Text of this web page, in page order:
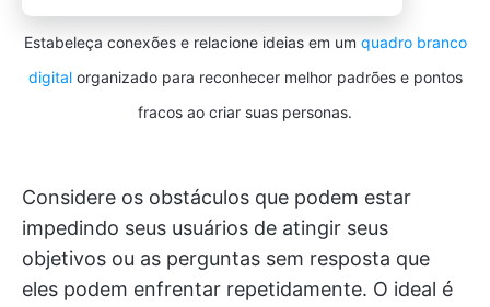
Estabeleça conexões e relacione ideias em um quadro branco
digitalorganizado para reconhecer melhor padrões e pontos
fracos ao criar suas personas.
Considere os obstáculos que podem estar
impedindo seus usuários de atingir seus
objetivos ou as perguntas sem resposta que
eles podem enfrentar repetidamente. O ideal é